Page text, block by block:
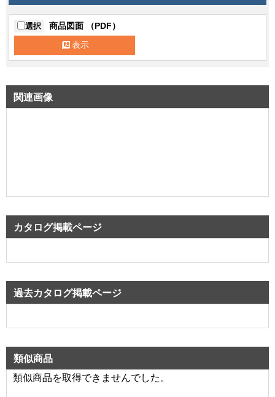
選択 商品図面 （PDF）
表示
関連画像
カタログ掲載ページ
過去カタログ掲載ページ
類似商品
類似商品を取得できませんでした。